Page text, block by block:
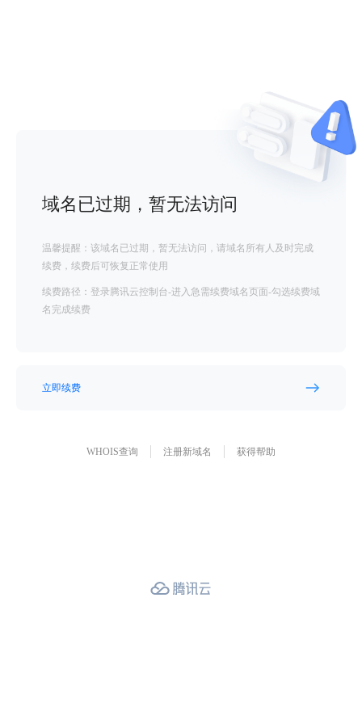
域名已过期，暂无法访问
温馨提醒：该域名已过期，暂无法访问，请域名所有人及时完成
续费，续费后可恢复正常使用
续费路径：登录腾讯云控制台-进入急需续费域名页面-勾选续费域
名完成续费
立即续费
WHOIS查询 注册新域名 获得帮助